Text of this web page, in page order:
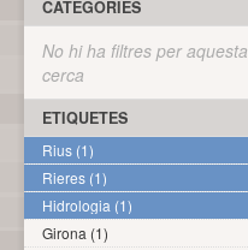
CATEGORIES
No hi ha filtres per aquesta
cerca
ETIQUETES
Rius (1)
Rieres (1)
Hidrologia (1)
Girona (1)